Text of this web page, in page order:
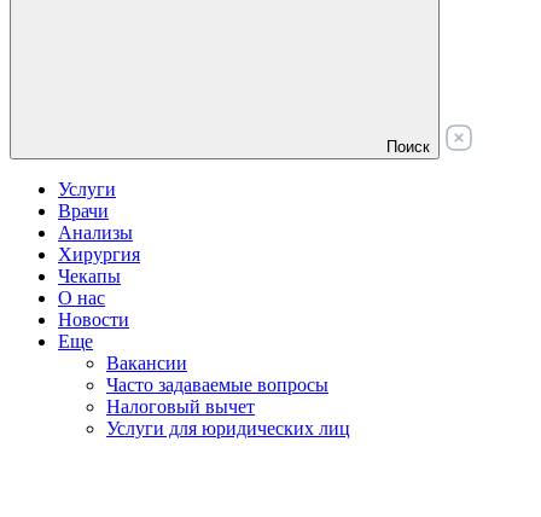
Поиск
Услуги
Врачи
Анализы
Хирургия
Чекапы
О нас
Новости
Еще
Вакансии
Часто задаваемые вопросы
Налоговый вычет
Услуги для юридических лиц